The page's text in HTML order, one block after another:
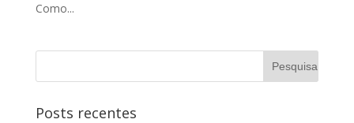
Como...
Posts recentes